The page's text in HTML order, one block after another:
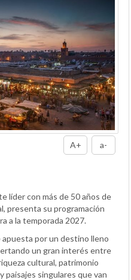
A+ a-
líder con más de 50 años de
presenta su programación
a la temporada 2027.
apuesta por un destino lleno
un gran interés entre
cultural, patrimonio
singulares que van